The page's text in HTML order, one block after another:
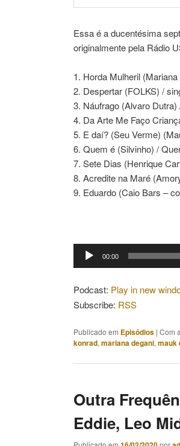
Essa é a ducentésima
originalmente pela Rádio
1. Horda Mulheril
2. Despertar (FOLKS) /
3. Náufrago (Alvaro
4. Da Arte Me Faço
5. E daí? (Seu Verme)
6. Quem é (Silvinho) /
7. Sete Dias (Henrique
8. Acredite na Maré
9. Eduardo (Caio Bars –
Tocador 00:00
Podcast: Play in new
Subscribe: RSS
Publicado em Episódios | Com
konrad,mariana degani,mauk
Outra
Eddie, Leo